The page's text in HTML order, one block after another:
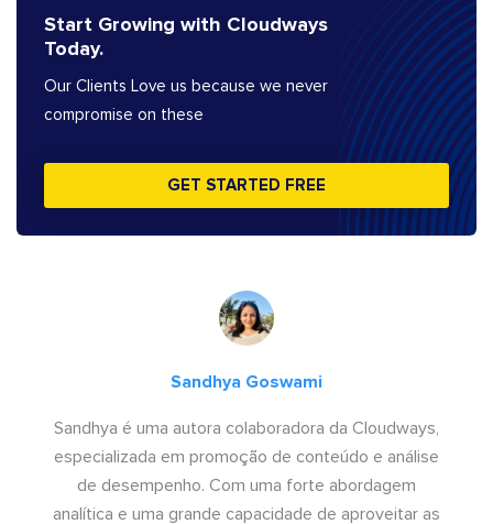
Start Growing with Cloudways
Today.
Our Clients Love us because we never
compromise on these
GET STARTED FREE
Sandhya Goswami
Sandhya é uma autora colaboradora da Cloudways,
especializada em promoção de conteúdo e análise
de desempenho. Com uma forte abordagem
analítica e uma grande capacidade de aproveitar as